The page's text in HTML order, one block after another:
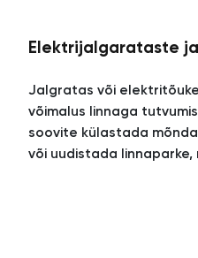
Elektrijalgarataste
Jalgratas või
võimalus linnaga
soovite külastada
või uudistada